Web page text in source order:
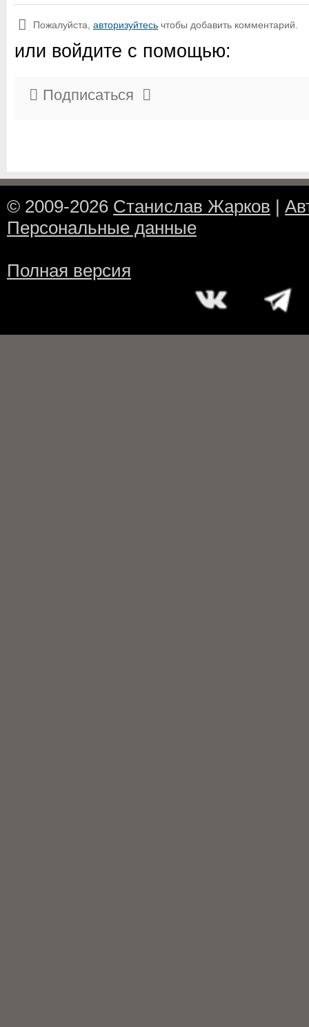
Пожалуйста, авторизуйтесь чтобы добавить комментарий.
или войдите с помощью:
Подписаться
© 2009-2026 Станислав Жарков |
Персональные данные
Полная версия